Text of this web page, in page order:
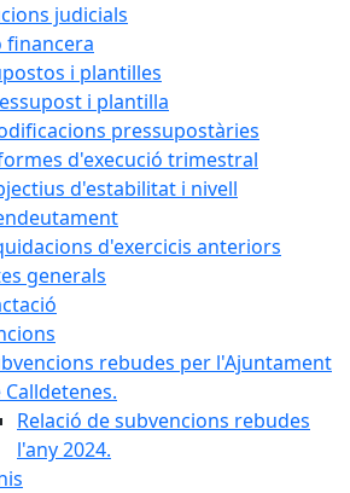
judicials
i plantilles
i plantilla
pressupostàries
d'execució trimestral
d'estabilitat i nivell
d'exercicis anteriors
generals
rebudes per l'Ajuntament
Calldetenes.
Relació de subvencions rebudes
l'any 2024.